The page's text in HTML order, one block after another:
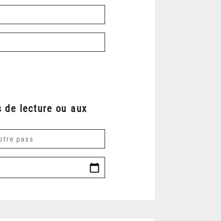
de lecture ou aux